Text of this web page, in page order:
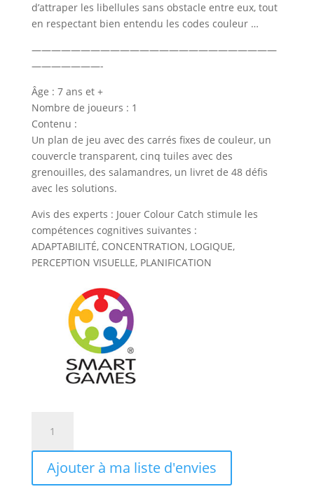
d’attraper les libellules sans obstacle entre eux, tout
en respectant bien entendu les codes couleur …
—————————————————————————
———————-
Âge : 7 ans et +
Nombre de joueurs : 1
Contenu :
Un plan de jeu avec des carrés fixes de couleur, un
couvercle transparent, cinq tuiles avec des
grenouilles, des salamandres, un livret de 48 défis
avec les solutions.
Avis des experts : Jouer Colour Catch stimule les
compétences cognitives suivantes :
ADAPTABILITÉ, CONCENTRATION, LOGIQUE,
PERCEPTION VISUELLE, PLANIFICATION
Gecko
gourmand
Ajouter à ma liste d'envies